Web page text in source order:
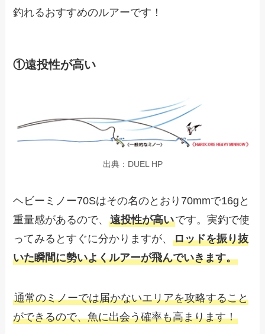
釣れるおすすめのルアーです！
①遠投性が高い
出典：DUEL HP
ヘビーミノー70Sはその名のとおり70mmで16gと
重量感があるので、遠投性が高いです。実釣で使
ってみるとすぐに分かりますが、ロッドを振り抜
いた瞬間に勢いよくルアーが飛んでいきます。
通常のミノーでは届かないエリアを攻略すること
ができるので、魚に出会う確率も高まります！